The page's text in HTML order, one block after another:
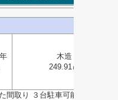
木造
249.91㎡
間取り ３台駐車可能 各階に